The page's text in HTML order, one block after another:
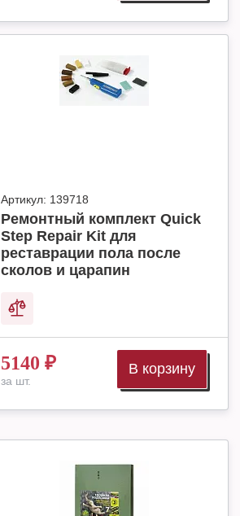
Артикул: 139718
Ремонтный комплект Quick
Step Repair Kit для
реставрации пола после
сколов и царапин
5140 ₽
за шт.
В корзину